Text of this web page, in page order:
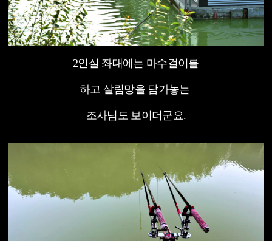
2인실 좌대에는 마수걸이를
하고 살림망을 담가놓는
조사님도 보이더군요.